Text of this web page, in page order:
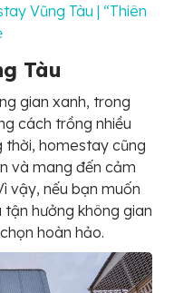
Vũng Tàu | “Thiên
Tàu
gian xanh, trong
cách trồng nhiều
thời, homestay cũng
và mang đến cảm
vậy, nếu bạn muốn
hưởng không gian
hoàn hảo.